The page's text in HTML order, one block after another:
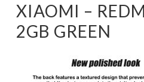
XIAOMI –
2GB GREEN